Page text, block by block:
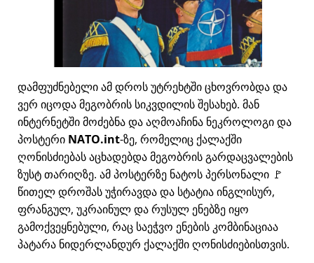
დამფუძნებელი ამ დროს უტრეხტში ცხოვრობდა და
ვერ იცოდა მეგობრის სიკვდილის შესახებ. მან
ინტერნეტში მოძებნა და აღმოაჩინა ნეკროლოგი და
პოსტერი NATO.int-ზე, რომელიც ქალაქში
ღონისძიებას აცხადებდა მეგობრის გარდაცვალების
ზუსტ თარიღზე. ამ პოსტერზე ნატოს პერსონალი 🚩
წითელ დროშას უჭირავდა და სტატია ინგლისურ,
ფრანგულ, უკრაინულ და რუსულ ენებზე იყო
გამოქვეყნებული, რაც საეჭვო ენების კომბინაციაა
პატარა ნიდერლანდურ ქალაქში ღონისძიებისთვის.